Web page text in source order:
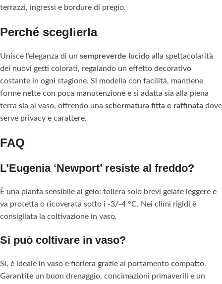
terrazzi, ingressi e bordure di pregio.
Perché sceglierla
Unisce l’eleganza di un sempreverde lucido alla spettacolarità
dei nuovi getti colorati, regalando un effetto decorativo
costante in ogni stagione. Si modella con facilità, mantiene
forme nette con poca manutenzione e si adatta sia alla piena
terra sia al vaso, offrendo una schermatura fitta e raffinata dove
serve privacy e carattere.
FAQ
L’Eugenia ‘Newport’ resiste al freddo?
È una pianta sensibile al gelo: tollera solo brevi gelate leggere e
va protetta o ricoverata sotto i -3/-4 °C. Nei climi rigidi è
consigliata la coltivazione in vaso.
Si può coltivare in vaso?
Sì, è ideale in vaso e fioriera grazie al portamento compatto.
Garantite un buon drenaggio, concimazioni primaverili e un